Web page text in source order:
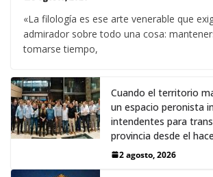
«La filología es ese arte venerable que
admirador sobre todo una cosa:
tomarse tiempo,
Cuando el territorio
un espacio peronista
intendentes para
provincia desde el
2 agosto, 2026